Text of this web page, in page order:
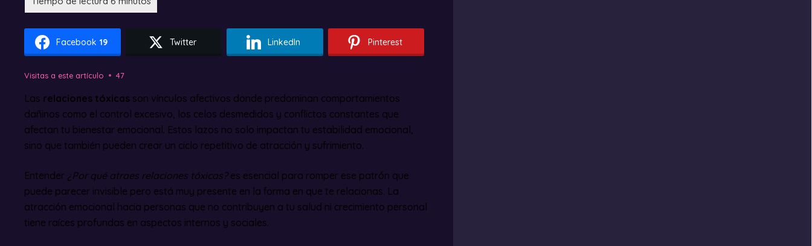
Facebook 19 Twitter LinkedIn Pinterest
Visitas a este artículo 47
Las relaciones tóxicas son vínculos afectivos donde predominan comportamientos
dañinos como el control excesivo, los celos desmedidos y conflictos constantes que
afectan tu bienestar emocional. Estos lazos no solo impactan tu estabilidad emocional,
sino que también pueden crear un ciclo repetitivo de atracción y sufrimiento.
Entender ¿Por qué atraes relaciones tóxicas?es esencial para romper ese patrón que
puede parecer invisible pero está muy presente en la forma en que te relacionas. La
atracción emocional hacia personas que no contribuyen a tu salud ni crecimiento personal
tiene raíces profundas en aspectos internos y sociales.